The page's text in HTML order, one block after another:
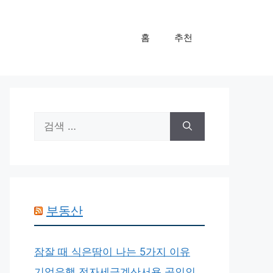
홈 추천
색:
부동산
잠잘 때 식은땀이 나는 5가지 이유